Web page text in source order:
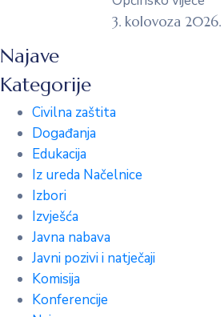
3. kolovoza 2026.
Najave
Kategorije
Civilna zaštita
Događanja
Edukacija
Iz ureda Načelnice
Izbori
Izvješća
Javna nabava
Javni pozivi i natječaji
Komisija
Konferencije